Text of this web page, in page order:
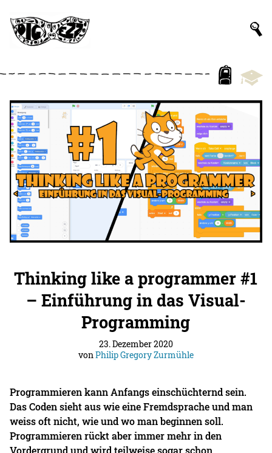
Thinking like a programmer #1
– Einführung in das Visual-
Programming
23. Dezember 2020
vonPhilip Gregory Zurmühle
Programmieren kann Anfangs einschüchternd sein.
Das Coden sieht aus wie eine Fremdsprache und man
weiss oft nicht, wie und wo man beginnen soll.
Programmieren rückt aber immer mehr in den
Vordergrund und wird teilweise sogar schon